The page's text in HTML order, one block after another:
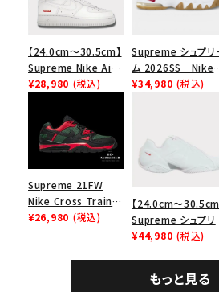
【24.0cm～30.5cm】
Supreme Nike Air
Force 1 Low シュプ
ース１スニーカー シ
ューズ ホワイト
¥28,980 (税込)
Supreme シュプリ
ム 2026SS Nike
SB Air Max 2 CB 94
¥34,980 (税込)
Supreme 21FW
Nike Cross Trainer
Low ナイキクロスト
¥26,980 (税込)
【24.0cm～30.5cm
Supreme シュプリ
ム 2023AW Nike
カー ホワイト 白
¥44,980 (税込)
もっと見る